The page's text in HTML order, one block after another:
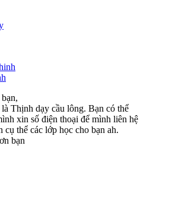
Thịnh dạy cầu lông. Bạn có thể
xin số điện thoại để mình liên hệ
cụ thể các lớp học cho bạn ah.
bạn